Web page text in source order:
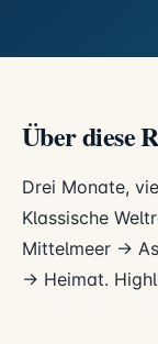
Über diese
Drei Monate,
Klassische
Mittelmeer →
→ Heimat.